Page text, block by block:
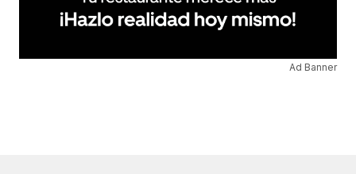
Ad Banner